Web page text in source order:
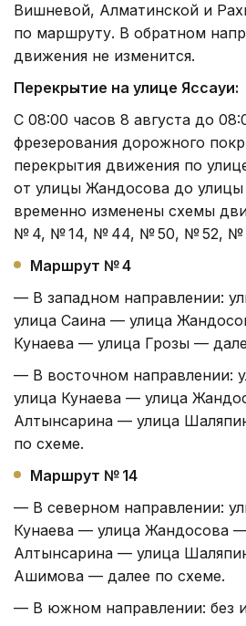
Вишневой, Алматинской и
по маршруту. В обратном
движения не изменится.
Перекрытие на улице Яссауи:
С 08:00 часов 8 августа до
фрезерования дорожного
перекрытия движения по
от улицы Жандосова до
временно изменены схемы
№ 4, № 14, № 44, № 50, № 52, №
Маршрут № 4
— В западном направлении:
улица Саина — улица
Кунаева — улица Грозы —
— В восточном направлении:
улица Кунаева — улица
Алтынсарина — улица
по схеме.
Маршрут № 14
— В северном направлении:
Кунаева — улица Жандосова
Алтынсарина — улица
Ашимова — далее по схеме.
— В южном направлении: без